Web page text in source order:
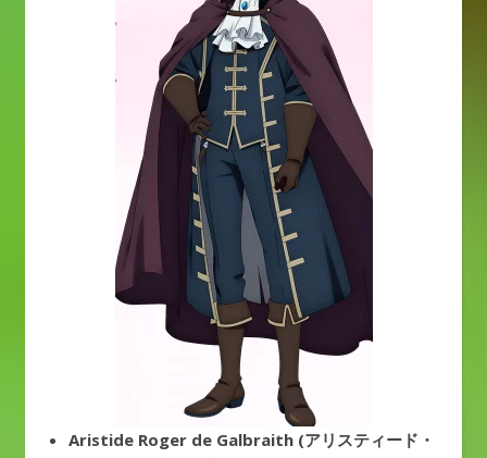
Aristide Roger de Galbraith (アリスティード・